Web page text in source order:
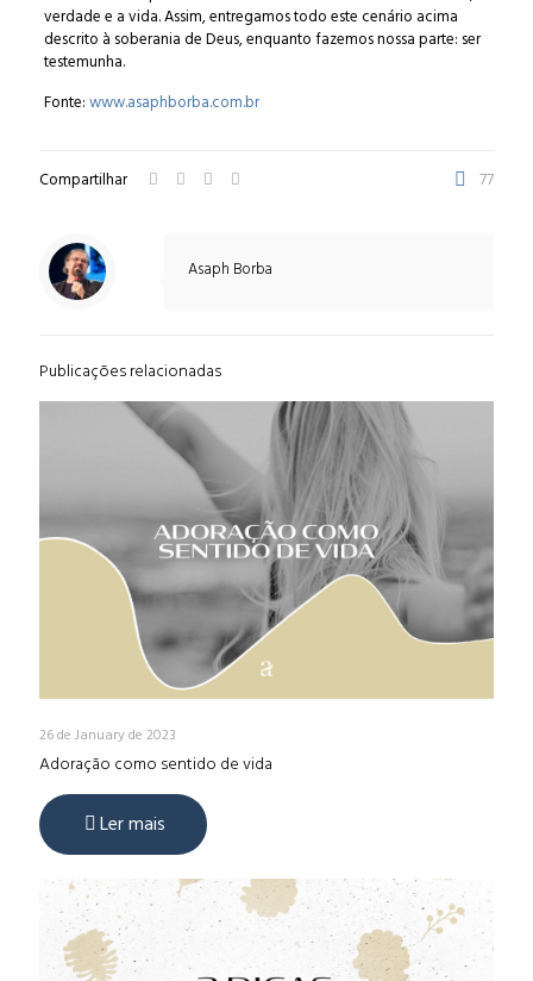
verdade e a vida. Assim, entregamos todo este cenário acima
descrito à soberania de Deus, enquanto fazemos nossa parte: ser
testemunha.
Fonte:www.asaphborba.com.br
Compartilhar 77
Asaph Borba
Publicações relacionadas
26 de January de 2023
Adoração como sentido de vida
Ler mais